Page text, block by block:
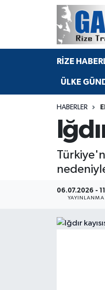
RİZE
ÜLKE
HABERLER
06.07.2026 -
YAYINLANMA
BÖLGEMİZ
Bilim Teknoloji
Advertising news
Merkez Nöbetçi
Merkez Hava
Merkez Trafik
Tüm Manşetler
Son Dakika Haberleri
Haber Arşivi